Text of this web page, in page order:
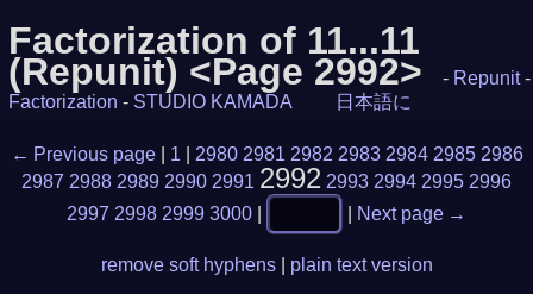
Factorization of 11...11
(Repunit) <Page 2992> - Repunit -
Factorization - STUDIO KAMADA 日本語に
← Previous page 1 2980 2981 2982 2983 2984 2985 2986
2987 2988 2989 2990 2991 2992 2993 2994 2995 2996
2997 2998 2999 3000 Next page →
remove soft hyphens plain text version